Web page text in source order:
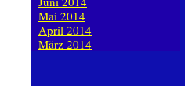
Mai 2014
April 2014
März 2014